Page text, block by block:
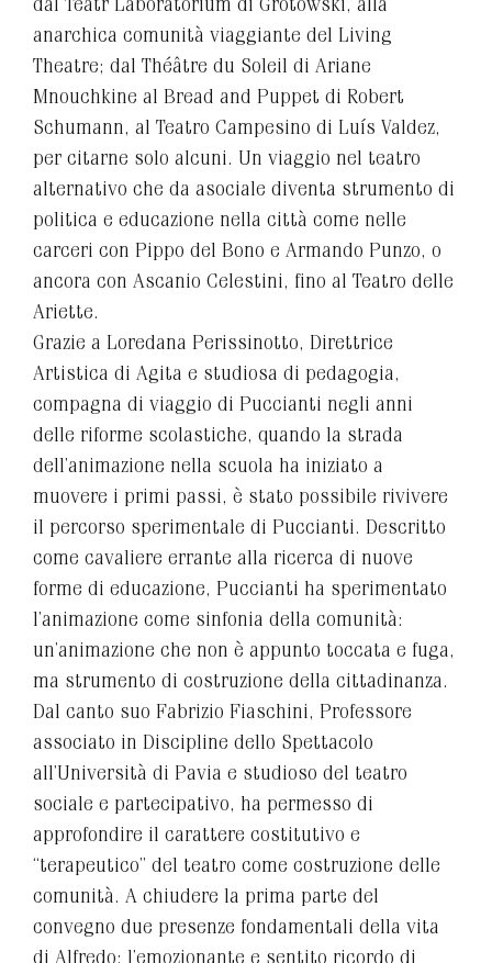
dal Teatr Laboratorium di Grotowski, alla
anarchica comunità viaggiante del Living
Theatre; dal Théâtre du Soleil di Ariane
Mnouchkine al Bread and Puppet di Robert
Schumann, al Teatro Campesino di Luís Valdez,
per citarne solo alcuni. Un viaggio nel teatro
alternativo che da asociale diventa strumento di
politica e educazione nella città come nelle
carceri con Pippo del Bono e Armando Punzo, o
ancora con Ascanio Celestini, fino al Teatro delle
Ariette.
Grazie a Loredana Perissinotto, Direttrice
Artistica di Agita e studiosa di pedagogia,
compagna di viaggio di Puccianti negli anni
delle riforme scolastiche, quando la strada
dell’animazione nella scuola ha iniziato a
muovere i primi passi, è stato possibile rivivere
il percorso sperimentale di Puccianti. Descritto
come cavaliere errante alla ricerca di nuove
forme di educazione, Puccianti ha sperimentato
l’animazione come sinfonia della comunità:
un’animazione che non è appunto toccata e fuga,
ma strumento di costruzione della cittadinanza.
Dal canto suo Fabrizio Fiaschini, Professore
associato in Discipline dello Spettacolo
all’Università di Pavia e studioso del teatro
sociale e partecipativo, ha permesso di
approfondire il carattere costitutivo e
“terapeutico” del teatro come costruzione delle
comunità. A chiudere la prima parte del
convegno due presenze fondamentali della vita